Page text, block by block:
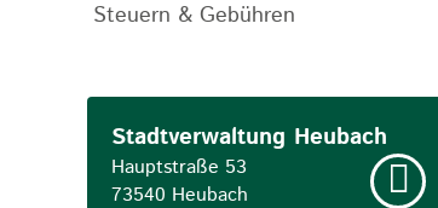
Steuern & Gebühren
Stadtverwaltung Heubach
Hauptstraße 53
73540 Heubach